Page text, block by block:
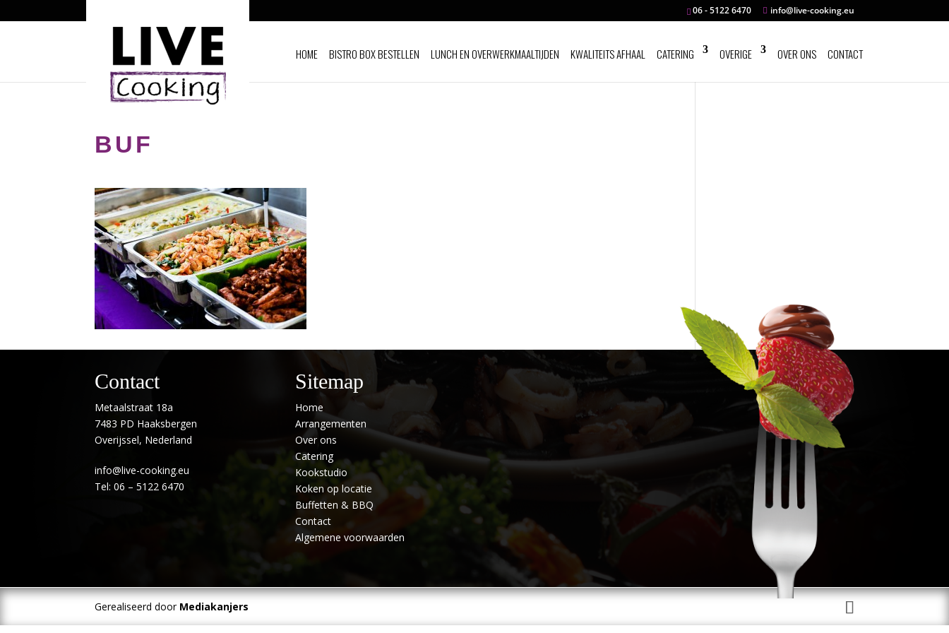
06 - 5122 6470 info@live-cooking.eu
HOME BISTRO BOX BESTELLEN LUNCH EN OVERWERKMAALTIJDEN KWALITEITS AFHAAL CATERING OVERIGE OVER ONS CONTACT
BUF
Contact
Metaalstraat 18a
7483 PD Haaksbergen
Overijssel, Nederland
info@live-cooking.eu
Tel: 06 – 5122 6470
Sitemap
Home
Arrangementen
Over ons
Catering
Kookstudio
Koken op locatie
Buffetten & BBQ
Contact
Algemene voorwaarden
Gerealiseerd door Mediakanjers